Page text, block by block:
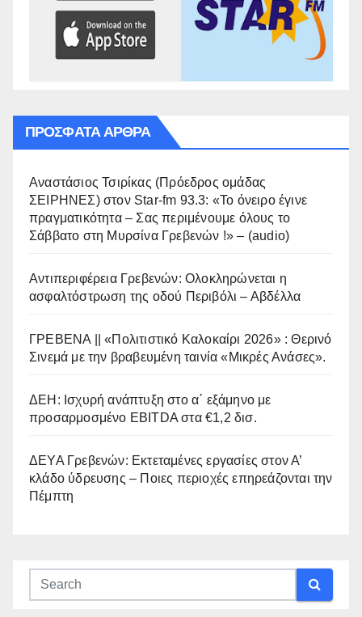
ΠΡΌΣΦΑΤΑ ΆΡΘΡΑ
Αναστάσιος Τσιρίκας (Πρόεδρος ομάδας
ΣΕΙΡΗΝΕΣ) στον Star-fm 93.3: «Το όνειρο έγινε
πραγματικότητα – Σας περιμένουμε όλους το
Σάββατο στη Μυρσίνα Γρεβενών !» – (audio)
Αντιπεριφέρεια Γρεβενών: Ολοκληρώνεται η
ασφαλτόστρωση της οδού Περιβόλι – Αβδέλλα
ΓΡΕΒΕΝΑ || «Πολιτιστικό Καλοκαίρι 2026» : Θερινό
Σινεμά με την βραβευμένη ταινία «Μικρές Ανάσες».
ΔΕΗ: Ισχυρή ανάπτυξη στο α΄ εξάμηνο με
προσαρμοσμένο EBITDA στα €1,2 δισ.
ΔΕΥΑ Γρεβενών: Εκτεταμένες εργασίες στον Α’
κλάδο ύδρευσης – Ποιες περιοχές επηρεάζονται την
Πέμπτη